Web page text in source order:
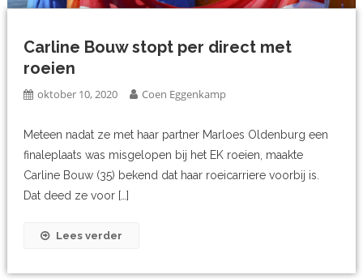
Carline Bouw stopt per direct met
roeien
oktober 10, 2020 Coen Eggenkamp
Meteen nadat ze met haar partner Marloes Oldenburg een
finaleplaats was misgelopen bij het EK roeien, maakte
Carline Bouw (35) bekend dat haar roeicarriere voorbij is.
Dat deed ze voor […]
Lees verder